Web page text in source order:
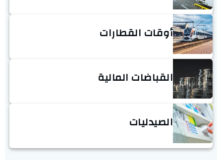
أوقات القطارات
القباضات المالية
الصيدليات